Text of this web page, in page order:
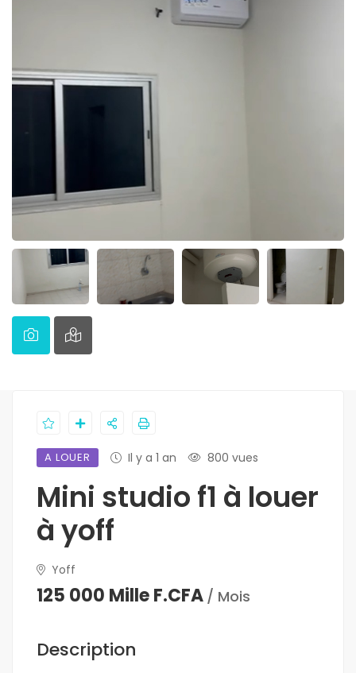
A LOUER Il y a 1 an 800 vues
Mini studio f1 à louer
à yoff
Yoff
125 000 Mille F.CFA / Mois
Description